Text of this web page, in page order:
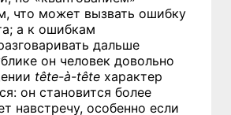
что может вызвать ошибку
а к ошибкам
дальше
он человек довольно
tête-à-tête характер
он становится более
навстречу, особенно если